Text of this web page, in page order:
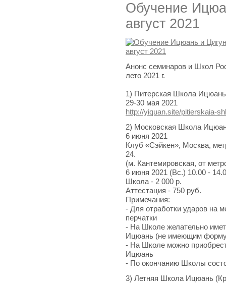
Обучение
август 2021
Анонс семинаров и Школ
лето 2021 г.
1) Питерская Школа Ицюань
29-30 мая 2021
http://yiquan.site/pitierskaia-
2) Московская Школа
6 июня 2021
Клуб «Сэйкен», Москва,
24.
(м. Кантемировская, от
6 июня 2021 (Вс.) 10.00 -
Школа - 2 000 р.
Аттестация - 750 руб.
Примечания:
- Для отработки ударов на
перчатки
- На Школе желательно
Ицюань (не имеющим форму
- На Школе можно
Ицюань
- По окончанию Школы
3) Летняя Школа Ицюань